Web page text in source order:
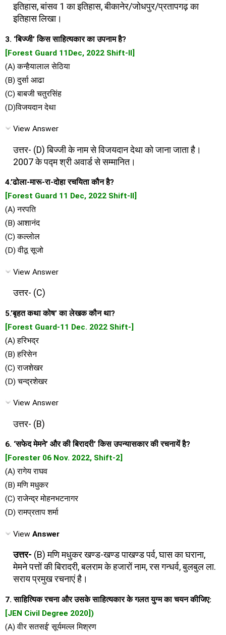
इतिहास, बांसव 1 का इतिहास, बीकानेर/जोधपुर/प्रतापगढ़ का
इतिहास लिखा।
3. ‘बिज्जी’ किस साहित्यकार का उपनाम है?
[Forest Guard 11Dec, 2022 Shift-ll]
(A) कन्हैयालाल सेठिया
(B) दुर्सा आढा
(C) बाबजी चतुरसिंह
(D)विजयदान देथा
View Answer
उत्तर- (D) बिज्जी के नाम से विजयदान देथा को जाना जाता है।
2007 के पद्म श्री अवार्ड से सम्मानित।
4.’ढोला-मारू-रा-दोहा रचयिता कौन है?
[Forest Guard 11 Dec, 2022 Shift-ll]
(A) नरपति
(B) आशानंद
(C) कल्लोल
(D) वीठू सूजो
View Answer
उत्तर- (C)
5.’बृहत कथा कोष’ का लेखक कौन था?
[Forest Guard-11 Dec. 2022 Shift-]
(A) हरिभद्र
(B) हरिसेन
(C) राजशेखर
(D) चन्द्रशेखर
View Answer
उत्तर- (B)
6. ‘सफेद मेमने’ और की बिरादरी’ किस उपन्यासकार की रचनायें है?
[Forester 06 Nov. 2022, Shift-2]
(A) रागेय राघव
(B) मणि मधुकर
(C) राजेन्द्र मोहनभटनागर
(D) रामप्रताप शर्मा
View Answer
उत्तर- (B) मणि मधुकर खण्ड-खण्ड पाखण्ड पर्व, घास का घराना,
मेमने पत्तों की बिरादरी, बलराम के हजारों नाम, रस गन्धर्व, बुलबुल ला.
सराय प्रमुख रचनाएं है।
7. साहित्यिक रचना और उसके साहित्यकार के गलत युग्म का चयन कीजिए:
[JEN Civil Degree 2020])
(A) वीर सतसई’ सूर्यमल्ल मिश्रण